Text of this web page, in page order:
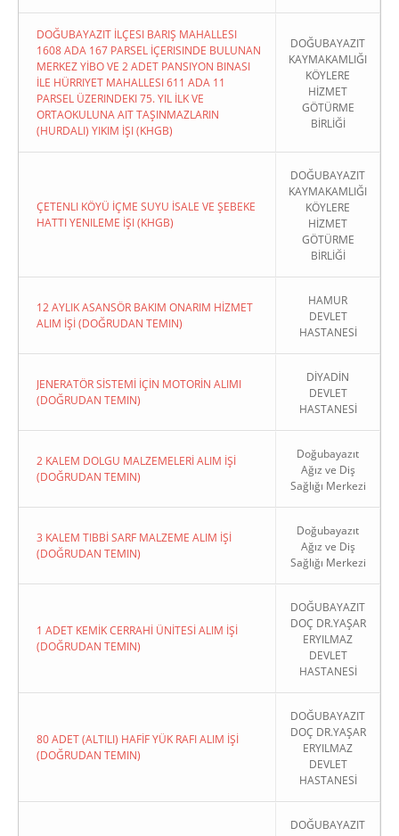
DOĞUBAYAZIT İLÇESI BARIŞ MAHALLESI
1608 ADA 167 PARSEL İÇERISINDE BULUNAN
MERKEZ YİBO VE 2 ADET PANSIYON BINASI
İLE HÜRRIYET MAHALLESI 611 ADA 11
PARSEL ÜZERINDEKI 75. YIL İLK VE
ORTAOKULUNA AIT TAŞINMAZLARIN
(HURDALI) YIKIM İŞI (KHGB)
DOĞUBAYAZIT
KAYMAKAMLIĞI
KÖYLERE
HİZMET
GÖTÜRME
BİRLİĞİ
ÇETENLI KÖYÜ İÇME SUYU İSALE VE ŞEBEKE
HATTI YENILEME İŞI (KHGB)
DOĞUBAYAZIT
KAYMAKAMLIĞI
KÖYLERE
HİZMET
GÖTÜRME
BİRLİĞİ
12 AYLIK ASANSÖR BAKIM ONARIM HİZMET
ALIM İŞİ (DOĞRUDAN TEMIN)
HAMUR
DEVLET
HASTANESİ
JENERATÖR SİSTEMİ İÇİN MOTORİN ALIMI
(DOĞRUDAN TEMIN)
DİYADİN
DEVLET
HASTANESİ
2 KALEM DOLGU MALZEMELERİ ALIM İŞİ
(DOĞRUDAN TEMIN)
Doğubayazıt
Ağız ve Diş
Sağlığı Merkezi
3 KALEM TIBBİ SARF MALZEME ALIM İŞİ
(DOĞRUDAN TEMIN)
Doğubayazıt
Ağız ve Diş
Sağlığı Merkezi
1 ADET KEMİK CERRAHİ ÜNİTESİ ALIM İŞİ
(DOĞRUDAN TEMIN)
DOĞUBAYAZIT
DOÇ DR.YAŞAR
ERYILMAZ
DEVLET
HASTANESİ
80 ADET (ALTILI) HAFİF YÜK RAFI ALIM İŞİ
(DOĞRUDAN TEMIN)
DOĞUBAYAZIT
DOÇ DR.YAŞAR
ERYILMAZ
DEVLET
HASTANESİ
DOĞUBAYAZIT